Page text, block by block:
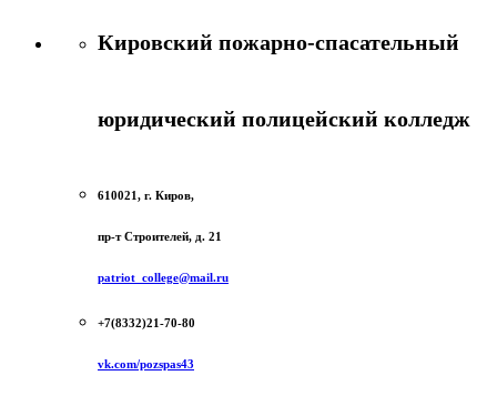
Кировский пожарно-спасательный
юридический полицейский колледж
610021, г. Киров,
пр-т Строителей, д. 21
patriot_college@mail.ru
+7(8332)21-70-80
vk.com/pozspas43